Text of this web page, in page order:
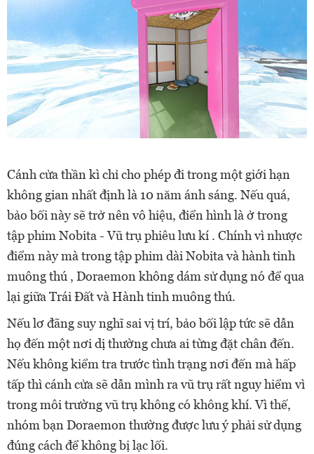
Cánh cửa thần kì chỉ cho phép đi trong một giới hạn
không gian nhất định là 10 năm ánh sáng. Nếu quá,
bảo bối này sẽ trở nên vô hiệu, điển hình là ở trong
tập phim Nobita - Vũ trụ phiêu lưu kí . Chính vì nhược
điểm này mà trong tập phim dài Nobita và hành tinh
muông thú , Doraemon không dám sử dụng nó để qua
lại giữa Trái Đất và Hành tinh muông thú.
Nếu lơ đãng suy nghĩ sai vị trí, bảo bối lập tức sẽ dẫn
họ đến một nơi dị thường chưa ai từng đặt chân đến.
Nếu không kiểm tra trước tình trạng nơi đến mà hấp
tấp thì cánh cửa sẽ dẫn mình ra vũ trụ rất nguy hiểm vì
trong môi trường vũ trụ không có không khí. Vì thế,
nhóm bạn Doraemon thường được lưu ý phải sử dụng
đúng cách để không bị lạc lối.